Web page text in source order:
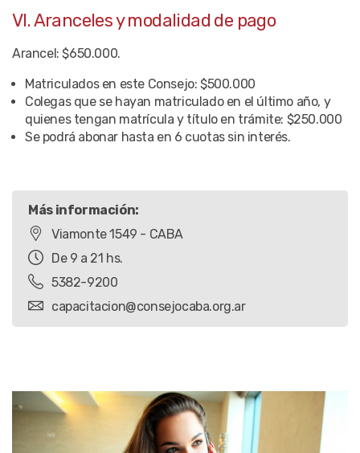
VI. Aranceles y modalidad de pago
Arancel: $650.000.
Matriculados en este Consejo: $500.000
Colegas que se hayan matriculado en el último año, y
quienes tengan matrícula y título en trámite: $250.000
Se podrá abonar hasta en 6 cuotas sin interés.
Más información:
Viamonte 1549 - CABA
De 9 a 21 hs.
5382-9200
capacitacion@consejocaba.org.ar